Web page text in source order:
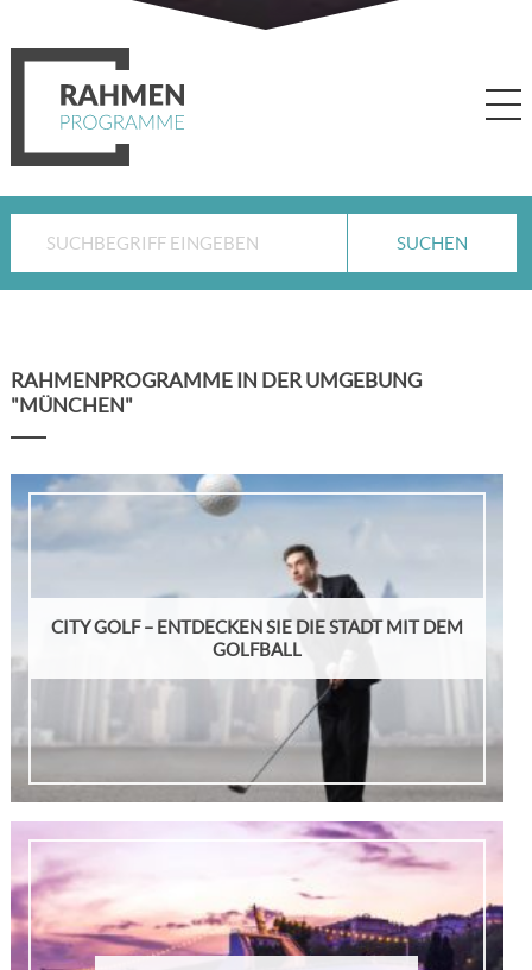
RAHMENPROGRAMME IN DER UMGEBUNG
"MÜNCHEN"
CITY GOLF – ENTDECKEN SIE DIE STADT MIT DEM
GOLFBALL